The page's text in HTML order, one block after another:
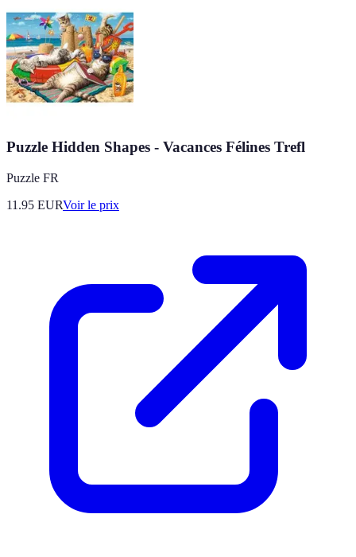
Puzzle Hidden Shapes - Vacances Félines Trefl
Puzzle FR
11.95 EURVoir le prix